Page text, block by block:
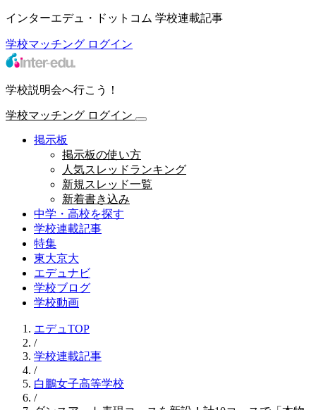
インターエデュ・ドットコム 学校連載記事
学校マッチング ログイン
学校説明会へ行こう！
学校マッチング ログイン
掲示板
掲示板の使い方
人気スレッドランキング
新規スレッド一覧
新着書き込み
中学・高校を探す
学校連載記事
特集
東大京大
エデュナビ
学校ブログ
学校動画
エデュTOP
/
学校連載記事
/
白鵬女子高等学校
/